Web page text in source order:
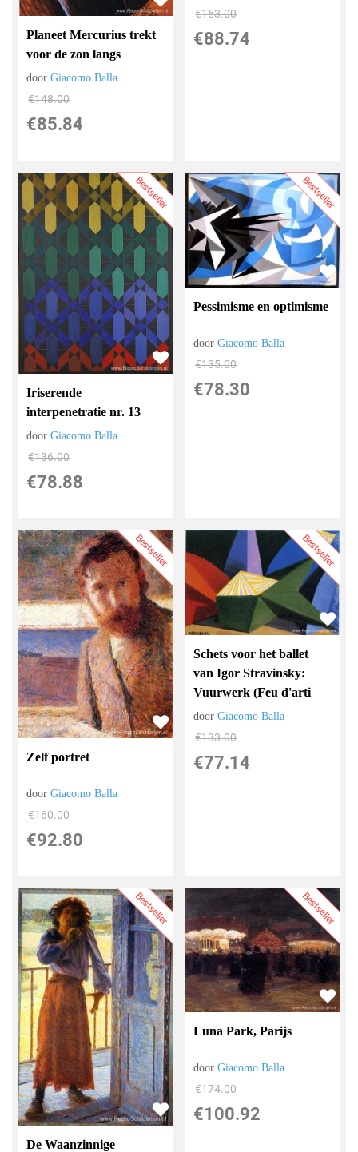
Planeet Mercurius trekt
voor de zon langs
doorGiacomo Balla
€148.00
€85.84
€153.00
€88.74
Bestseller
Iriserende
interpenetratie nr. 13
doorGiacomo Balla
€136.00
€78.88
Bestseller
Pessimisme en optimisme
doorGiacomo Balla
€135.00
€78.30
Bestseller
Zelf portret
doorGiacomo Balla
€160.00
€92.80
Bestseller
Schets voor het ballet
van Igor Stravinsky:
Vuurwerk (Feu d'arti
doorGiacomo Balla
€133.00
€77.14
Bestseller
De Waanzinnige
Bestseller
Luna Park, Parijs
doorGiacomo Balla
€174.00
€100.92